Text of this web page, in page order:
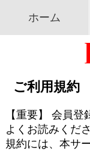
ホーム
ご利用規約
【重要】 会員
よくお読みくださ
規約には、本サ